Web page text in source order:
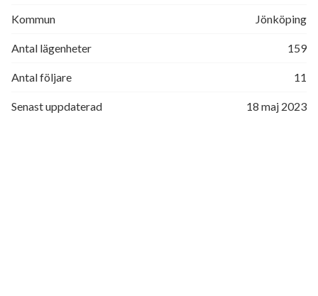
Kommun Jönköping
Antal lägenheter 159
Antal följare 11
Senast uppdaterad 18 maj 2023